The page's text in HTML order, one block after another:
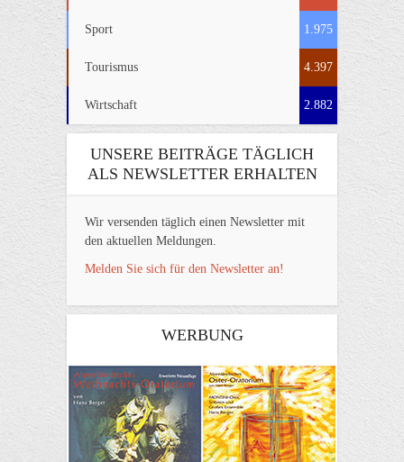
Sport 1.975
Tourismus 4.397
Wirtschaft 2.882
UNSERE BEITRÄGE TÄGLICH
ALS NEWSLETTER ERHALTEN
Wir versenden täglich einen Newsletter mit
den aktuellen Meldungen.
Melden Sie sich für den Newsletter an!
WERBUNG